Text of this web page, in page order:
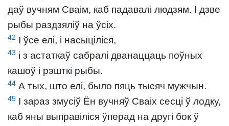
даў вучням Сваім, каб падавалі людзям. І дзве
рыбы раздзяліў на ўсіх.
42 І ўсе елі, і насыціліся,
43 і з астаткаў сабралі дванаццаць поўных
кашоў і рэшткі рыбы.
44 А тых, што елі, было пяць тысяч мужчын.
45 І зараз змусіў Ён вучняў Сваіх сесці ў лодку,
каб яны выправіліся ўперад на другі бок ў